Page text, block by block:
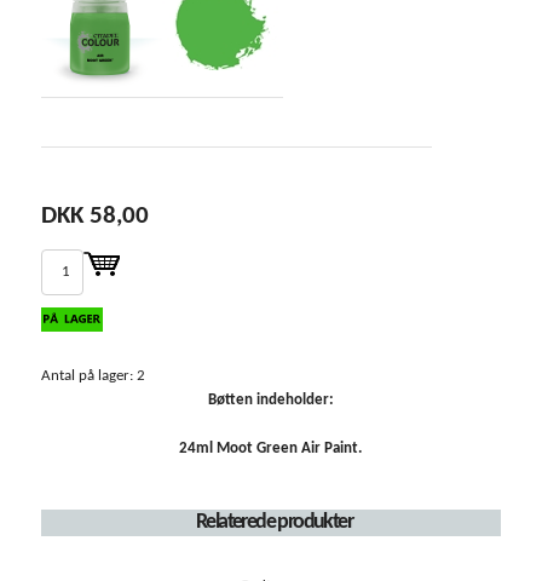
DKK 58,00
Antal på lager: 2
Bøtten indeholder:
24ml Moot Green Air Paint.
Relaterede produkter